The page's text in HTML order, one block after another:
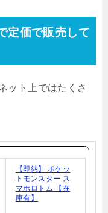
定価で販売して
ット上ではたくさ
【即納】 ポケッ
トモンスター ス
マホロトム 【在
庫有】